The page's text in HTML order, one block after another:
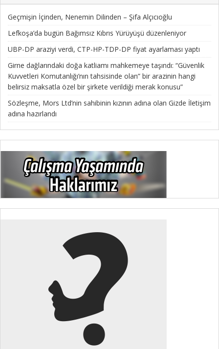
Geçmişin İçinden, Nenemin Dilinden – Şifa Alçıcıoğlu
Lefkoşa’da bugün Bağımsız Kıbrıs Yürüyüşü düzenleniyor
UBP-DP araziyi verdi, CTP-HP-TDP-DP fiyat ayarlaması yaptı
Girne dağlarındaki doğa katliamı mahkemeye taşındı: “Güvenlik
Kuvvetleri Komutanlığı’nın tahsisinde olan” bir arazinin hangi
belirsiz maksatla özel bir şirkete verildiği merak konusu”
Sözleşme, Mors Ltd’nin sahibinin kızının adına olan Gizde İletişim
adına hazırlandı